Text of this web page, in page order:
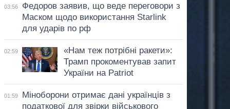
03:56
Федоров заявив, що веде переговори з
Маском щодо використання Starlink
для ударів по рф
02:59
«Нам теж потрібні ракети»:
Трамп прокоментував запит
України на Patriot
01:59
Міноборони отримає дані українців з
податкової для звірки військового